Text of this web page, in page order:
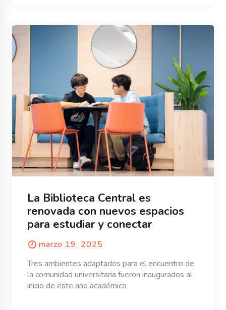
La Biblioteca Central es
renovada con nuevos espacios
para estudiar y conectar
marzo 19, 2025
Tres ambientes adaptados para el encuentro de
la comunidad universitaria fueron inaugurados al
inicio de este año académico